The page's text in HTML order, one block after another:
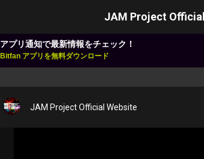
JAM Project
アプリ通知で最新情報をチェック！
Bitfan アプリを無料ダウンロード
JAM Project Official Website